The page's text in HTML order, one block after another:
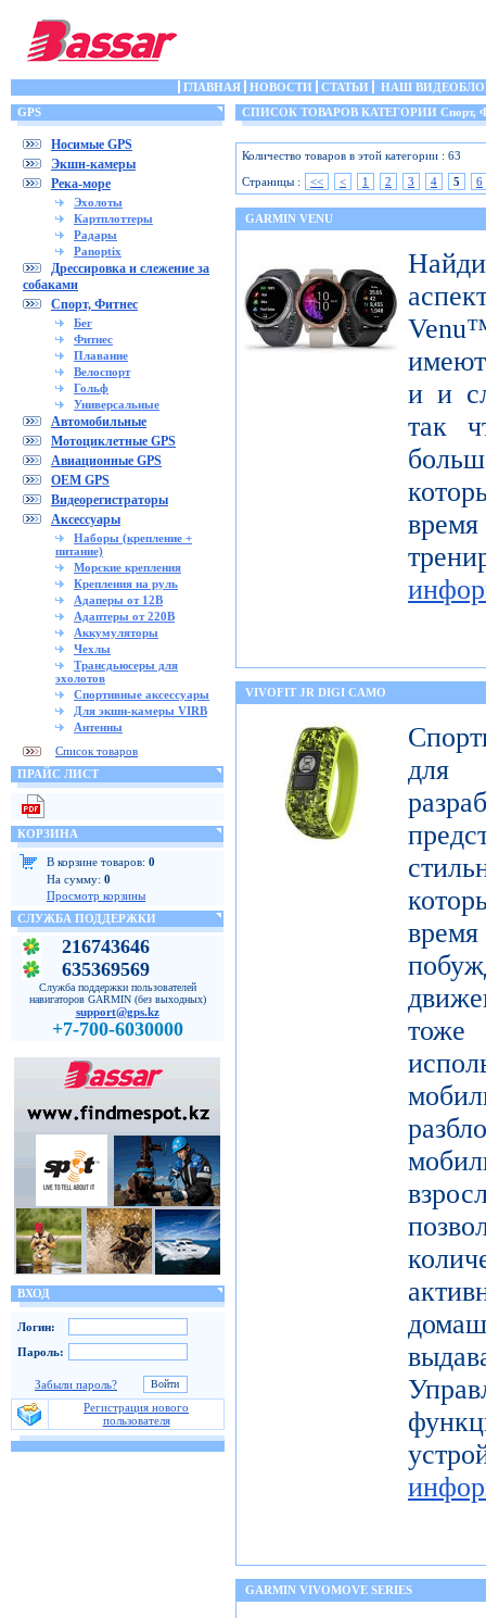
ГЛАВНАЯ НОВОСТИ СТАТЬИ
НАШ
GPS
Носимые GPS
Экшн-камеры
Река-море
Эхолоты
Картплоттеры
Радары
Panoptix
Дрессировка и слежение за
собаками
Спорт, Фитнес
Бег
Фитнес
Плавание
Велоспорт
Гольф
Универсальные
Автомобильные
Мотоциклетные GPS
Авиационные GPS
OEM GPS
Видеорегистраторы
Аксессуары
Наборы (крепление +
питание)
Морские крепления
Крепления на руль
Адаперы от 12В
Адаптеры от 220В
Аккумуляторы
Чехлы
Трансдьюсеры для
эхолотов
Спортивные аксессуары
Для экшн-камеры VIRB
Антенны
Список товаров
ПРАЙС ЛИСТ
КОРЗИНА
В корзине товаров: 0
На сумму: 0
Просмотр корзины
СЛУЖБА ПОДДЕРЖКИ
216743646
635369569
Служба поддержки пользователей
навигаторов GARMIN (без выходных)
support@gps.kz
+7-700-6030000
ВХОД
Логин:
Пароль:
Забыли пароль?
Регистрация нового
пользователя
СПИСОК ТОВАРОВ КАТЕГОРИИ Спорт,
Количество товаров в этой категории : 63
Страницы :
<< < 1 2 3 4 5 6
GARMIN VENU
и и
так
VIVOFIT JR DIGI CAMO
для
тоже
GARMIN VIVOMOVE SERIES